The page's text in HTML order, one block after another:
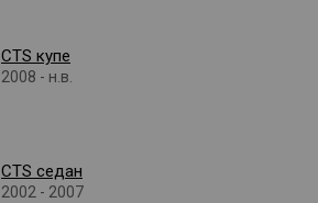
CTS купе
2008 - н.в.
CTS седан
2002 - 2007